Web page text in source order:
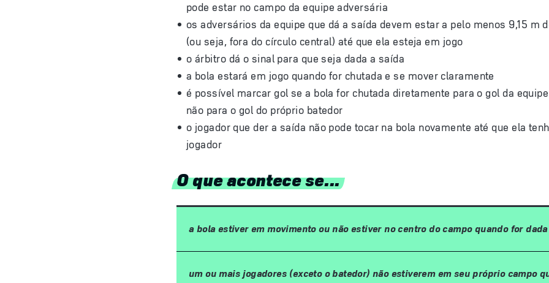
pode estar no campo da equipe adversária
os adversários da equipe que dá a saída devem estar a pelo menos 9,15 m
(ou seja, fora do círculo central) até que ela esteja em jogo
o árbitro dá o sinal para que seja dada a saída
a bola estará em jogo quando for chutada e se mover claramente
é possível marcar gol se a bola for chutada diretamente para o gol da
não para o gol do próprio batedor
o jogador que der a saída não pode tocar na bola novamente até que ela
jogador
O que acontece se...
a bola estiver em movimento ou não estiver no centro do campo quando for
um ou mais jogadores (exceto o batedor) não estiverem em seu próprio campo